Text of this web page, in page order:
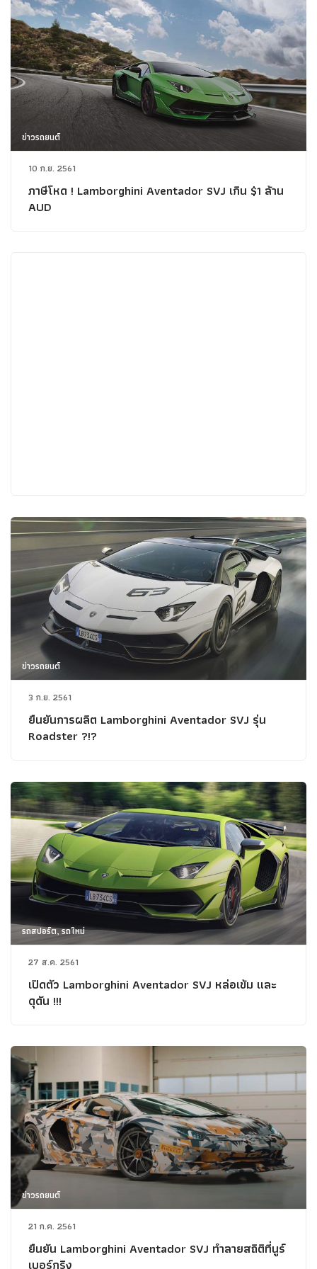
ข่าวรถยนต์
10 ก.ย. 2561
ภาษีโหด ! Lamborghini Aventador SVJ เกิน $1 ล้าน
AUD
ข่าวรถยนต์
3 ก.ย. 2561
ยืนยันการผลิต Lamborghini Aventador SVJ รุ่น
Roadster ?!?
รถสปอร์ต, รถใหม่
27 ส.ค. 2561
เปิดตัว Lamborghini Aventador SVJ หล่อเข้ม และ
ดุดัน !!!
ข่าวรถยนต์
21 ก.ค. 2561
ยืนยัน Lamborghini Aventador SVJ ทำลายสถิติที่นูร์
เบอร์กริง